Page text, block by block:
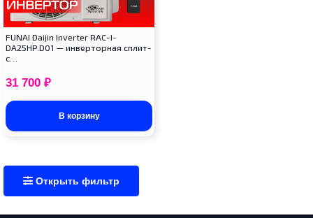
FUNAI Daijin Inverter RAC-I-
DA25HP.D01 — инверторная сплит-
с…
31 700 ₽
В корзину
Открыть фильтр